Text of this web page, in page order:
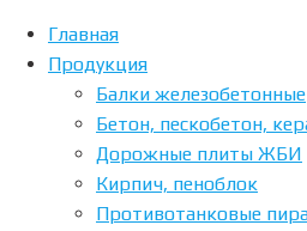
Главная
Продукция
Балки железобетонные
Бетон, пескобетон,
Дорожные плиты ЖБИ
Кирпич, пеноблок
Противотанковые